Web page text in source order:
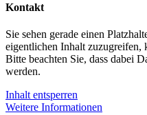
Kontakt
Sie sehen gerade einen
eigentlichen Inhalt zuzugreifen,
Bitte beachten Sie, dass dabei
werden.
Inhalt entsperren
Weitere Informationen